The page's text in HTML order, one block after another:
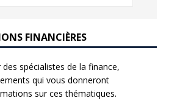
FINANCIÈRES
spécialistes de la finance,
qui vous donneront
sur ces thématiques.